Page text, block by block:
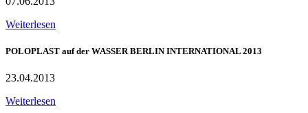
Weiterlesen
POLOPLAST auf der WASSER BERLIN INTERNATIONAL 2013
23.04.2013
Weiterlesen